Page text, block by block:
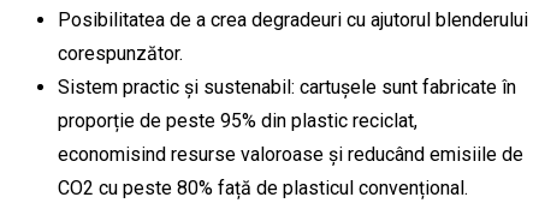
Posibilitatea de a crea degradeuri cu ajutorul blenderului
corespunzător.
Sistem practic și sustenabil: cartușele sunt fabricate în
proporție de peste 95% din plastic reciclat,
economisind resurse valoroase și reducând emisiile de
CO2 cu peste 80% față de plasticul convențional.